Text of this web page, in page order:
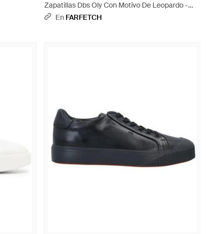
Zapatillas Dbs Oly Con Motivo De Leopardo -
Marrón
En FARFETCH